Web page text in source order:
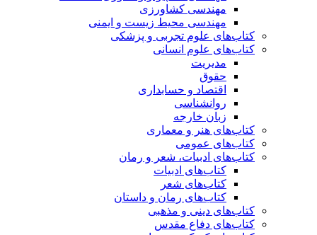
مهندسی کشاورزی
مهندسی محیط زیست و ایمنی
کتاب‌های علوم تجربی و پزشکی
کتاب‌های علوم انسانی
مدیریت
حقوق
اقتصاد و حسابداری
روانشناسی
زبان خارجه
کتاب‌های هنر و معماری
کتاب‌های عمومی
کتاب‌های ادبیات، شعر و رمان
کتاب‌های ادبیات
کتاب‌های شعر
کتاب‌های رمان و داستان
کتاب‌های دینی و مذهبی
کتاب‌های دفاع مقدس